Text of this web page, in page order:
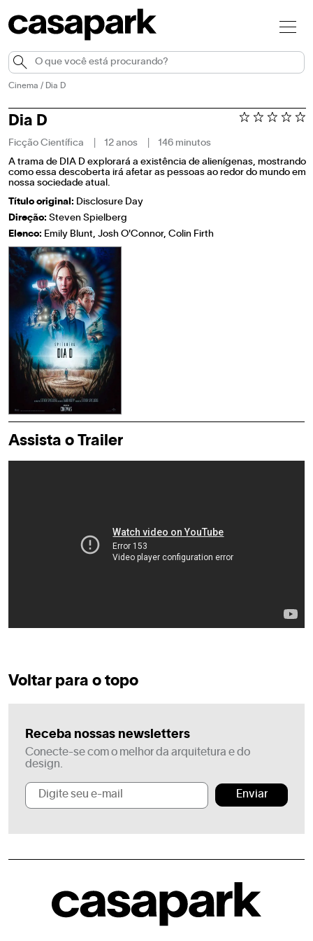
Cinema / Dia D
Dia D
Ficção Científica 12 anos 146 minutos
A trama de DIA D explorará a existência de alienígenas, mostrando
como essa descoberta irá afetar as pessoas ao redor do mundo em
nossa sociedade atual.
Título original: Disclosure Day
Direção: Steven Spielberg
Elenco: Emily Blunt, Josh O'Connor, Colin Firth
Assista o Trailer
Voltar para o topo
Receba nossas newsletters
Conecte-se com o melhor da arquitetura e do
design.
Enviar